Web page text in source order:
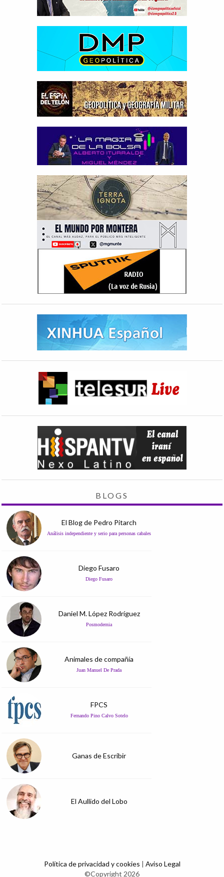
BLOGS
El Blog de Pedro Pitarch
Análisis independiente y serio para personas cabales
Diego Fusaro
Diego Fusaro
Daniel M. López Rodríguez
Posmodernia
Animales de compañía
Juan Manuel De Prada
FPCS
Fernando Pino Calvo Sotelo
Ganas de Escribir
El Aullido del Lobo
Política de privacidad y cookies | Aviso Legal
©Copyright 2026